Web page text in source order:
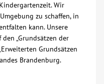
Wir
zu schaffen, in
kann. Unsere
„Grundsätzen der
Grundsätzen
Brandenburg.